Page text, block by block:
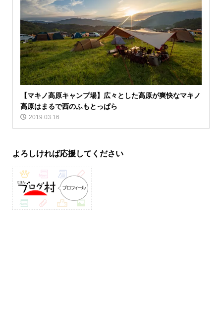
【マキノ高原キャンプ場】広々とした高原が爽快なマキノ
高原はまるで西のふもとっぱら
2019.03.16
よろしければ応援してください